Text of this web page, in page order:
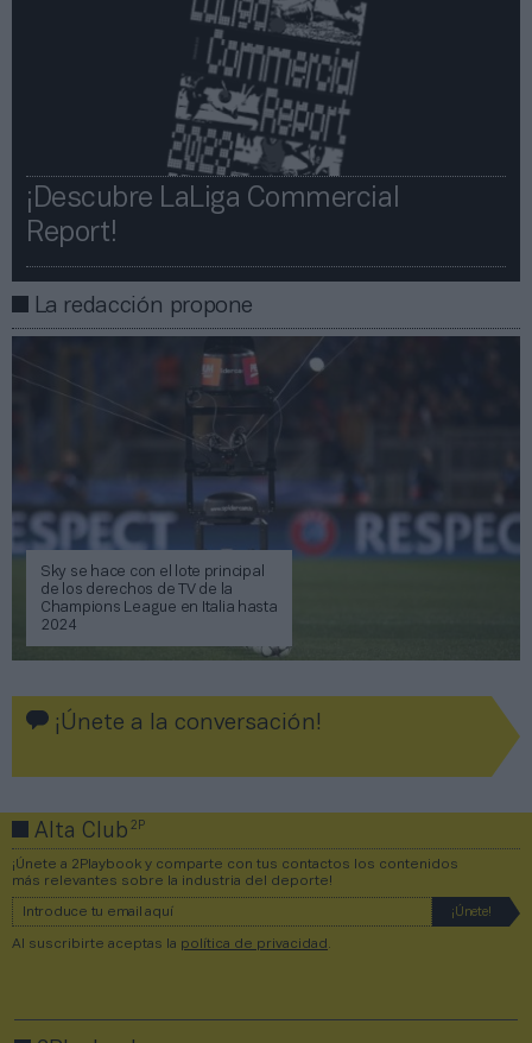
¡Descubre LaLiga Commercial
Report!​​
La redacción propone
Sky se hace con el lote principal
de los derechos de TV de la
Champions League en Italia hasta
2024
¡Únete a la conversación!
Alta Club2P
¡Únete a 2Playbook y comparte con tus contactos los contenidos
más relevantes sobre la industria del deporte!
Al suscribirte aceptas la política de privacidad